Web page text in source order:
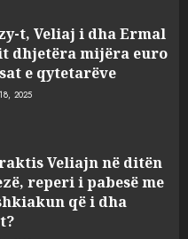
t, Veliaj i dha Ermal
dhjetëra mijëra euro
e qytetarëve
2025
Veliajn në ditën
reperi i pabesë me
që i dha
“One Albania”,
fsheh. A u vodhën